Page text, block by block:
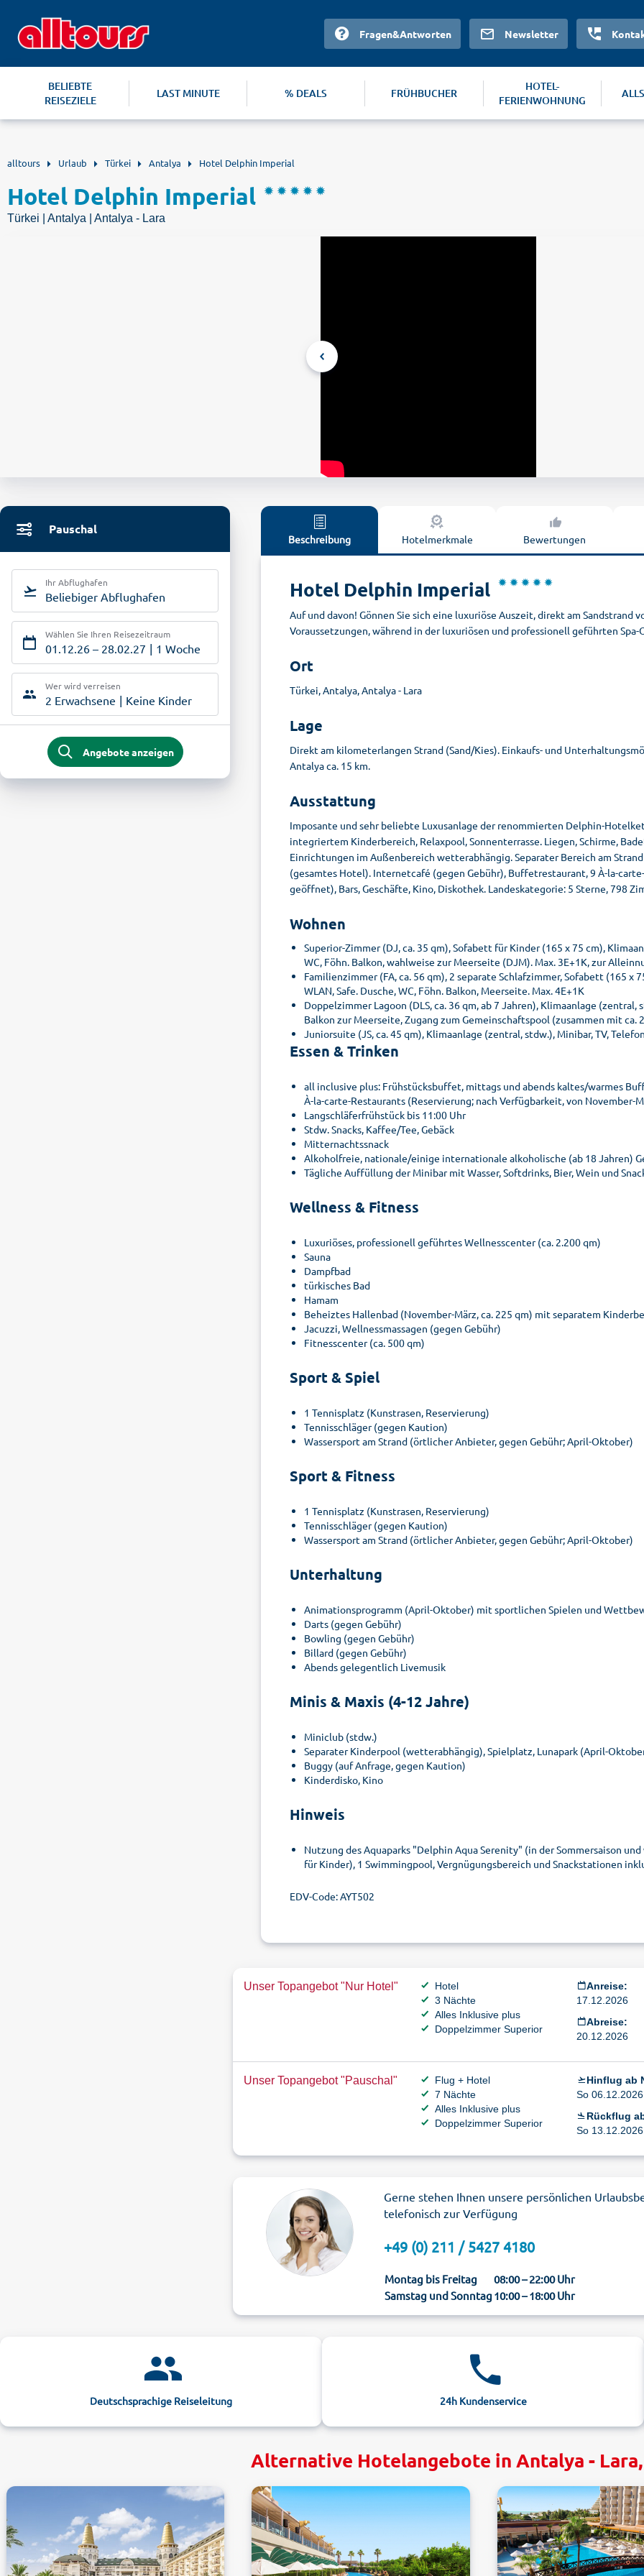
Fragen&Antworten Newsletter
BELIEBTE
REISEZIELE
LAST MINUTE % DEALS FRÜHBUCHER
HOTEL-
FERIENWOHNUNG
alltours Urlaub Türkei Antalya Hotel Delphin Imperial
Hotel Delphin Imperial
Türkei | Antalya | Antalya - Lara
Pauschal
Ihr Abflughafen
Beliebiger Abflughafen
Wählen Sie Ihren Reisezeitraum
01.12.26 – 28.02.27 1 Woche
Wer wird verreisen
2 Erwachsene Keine Kinder
Angebote anzeigen
Beschreibung Hotelmerkmale Bewertungen
Hotel Delphin Imperial
Auf und davon! Gönnen Sie sich eine luxuriöse Auszeit, direkt am
Voraussetzungen, während in der luxuriösen und professionell geführten
Ort
Türkei, Antalya, Antalya - Lara
Lage
Direkt am kilometerlangen Strand (Sand/Kies). Einkaufs- und
Antalya ca. 15 km.
Ausstattung
Imposante und sehr beliebte Luxusanlage der renommierten Delphin-
integriertem Kinderbereich, Relaxpool, Sonnenterrasse. Liegen, Schirme,
Einrichtungen im Außenbereich wetterabhängig. Separater Bereich am
(gesamtes Hotel). Internetcafé (gegen Gebühr), Buffetrestaurant, 9 À-la-
geöffnet), Bars, Geschäfte, Kino, Diskothek. Landeskategorie: 5 Sterne, 798
Wohnen
Superior-Zimmer (DJ, ca. 35 qm), Sofabett für Kinder (165 x 75 cm),
WC, Föhn. Balkon, wahlweise zur Meerseite (DJM). Max. 3E+1K, zur
Familienzimmer (FA, ca. 56 qm), 2 separate Schlafzimmer, Sofabett (165 x
WLAN, Safe. Dusche, WC, Föhn. Balkon, Meerseite. Max. 4E+1K
Doppelzimmer Lagoon (DLS, ca. 36 qm, ab 7 Jahren), Klimaanlage (zentral,
Balkon zur Meerseite, Zugang zum Gemeinschaftspool (zusammen mit ca.
Juniorsuite (JS, ca. 45 qm), Klimaanlage (zentral, stdw.), Minibar, TV,
Essen & Trinken
all inclusive plus: Frühstücksbuffet, mittags und abends kaltes/warmes
À-la-carte-Restaurants (Reservierung; nach Verfügbarkeit, von November-
Langschläferfrühstück bis 11:00 Uhr
Stdw. Snacks, Kaffee/Tee, Gebäck
Mitternachtssnack
Alkoholfreie, nationale/einige internationale alkoholische (ab 18 Jahren)
Tägliche Auffüllung der Minibar mit Wasser, Softdrinks, Bier, Wein und
Wellness & Fitness
Luxuriöses, professionell geführtes Wellnesscenter (ca. 2.200 qm)
Sauna
Dampfbad
türkisches Bad
Hamam
Beheiztes Hallenbad (November-März, ca. 225 qm) mit separatem
Jacuzzi, Wellnessmassagen (gegen Gebühr)
Fitnesscenter (ca. 500 qm)
Sport & Spiel
1 Tennisplatz (Kunstrasen, Reservierung)
Tennisschläger (gegen Kaution)
Wassersport am Strand (örtlicher Anbieter, gegen Gebühr; April-Oktober)
Sport & Fitness
1 Tennisplatz (Kunstrasen, Reservierung)
Tennisschläger (gegen Kaution)
Wassersport am Strand (örtlicher Anbieter, gegen Gebühr; April-Oktober)
Unterhaltung
Animationsprogramm (April-Oktober) mit sportlichen Spielen und
Darts (gegen Gebühr)
Bowling (gegen Gebühr)
Billard (gegen Gebühr)
Abends gelegentlich Livemusik
Minis & Maxis (4-12 Jahre)
Miniclub (stdw.)
Separater Kinderpool (wetterabhängig), Spielplatz, Lunapark (April-
Buggy (auf Anfrage, gegen Kaution)
Kinderdisko, Kino
Hinweis
Nutzung des Aquaparks "Delphin Aqua Serenity" (in der Sommersaison
für Kinder), 1 Swimmingpool, Vergnügungsbereich und Snackstationen
EDV-Code: AYT502
Unser Topangebot "Nur Hotel"
Hotel
3 Nächte
Alles Inklusive plus
Doppelzimmer Superior
Anreise:
17.12.2026
Abreise:
20.12.2026
Unser Topangebot "Pauschal"
Flug + Hotel
7 Nächte
Alles Inklusive plus
Doppelzimmer Superior
Hinflug ab
So
Rückflug
So
Gerne stehen Ihnen unsere persönlichen
telefonisch zur Verfügung
+49 (0) 211 / 5427 4180
Montag bis Freitag
08:00 – 22:00 Uhr
Samstag und Sonntag10:00 – 18:00 Uhr
Deutschsprachige Reiseleitung 24h Kundenservice
Alternative Hotelangebote in Antalya -